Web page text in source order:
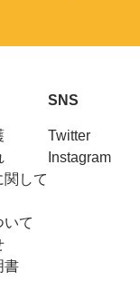
関して
いて
書
SNS
Twitter
Instagram